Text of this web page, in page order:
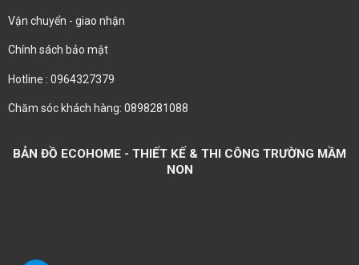
Vận chuyển - giao nhận
Chính sách bảo mật
Hotline : 0964327379
Chăm sóc khách hàng: 0898281088
BẢN ĐỒ ECOHOME - THIẾT KẾ & THI CÔNG TRƯỜNG MẦM
NON